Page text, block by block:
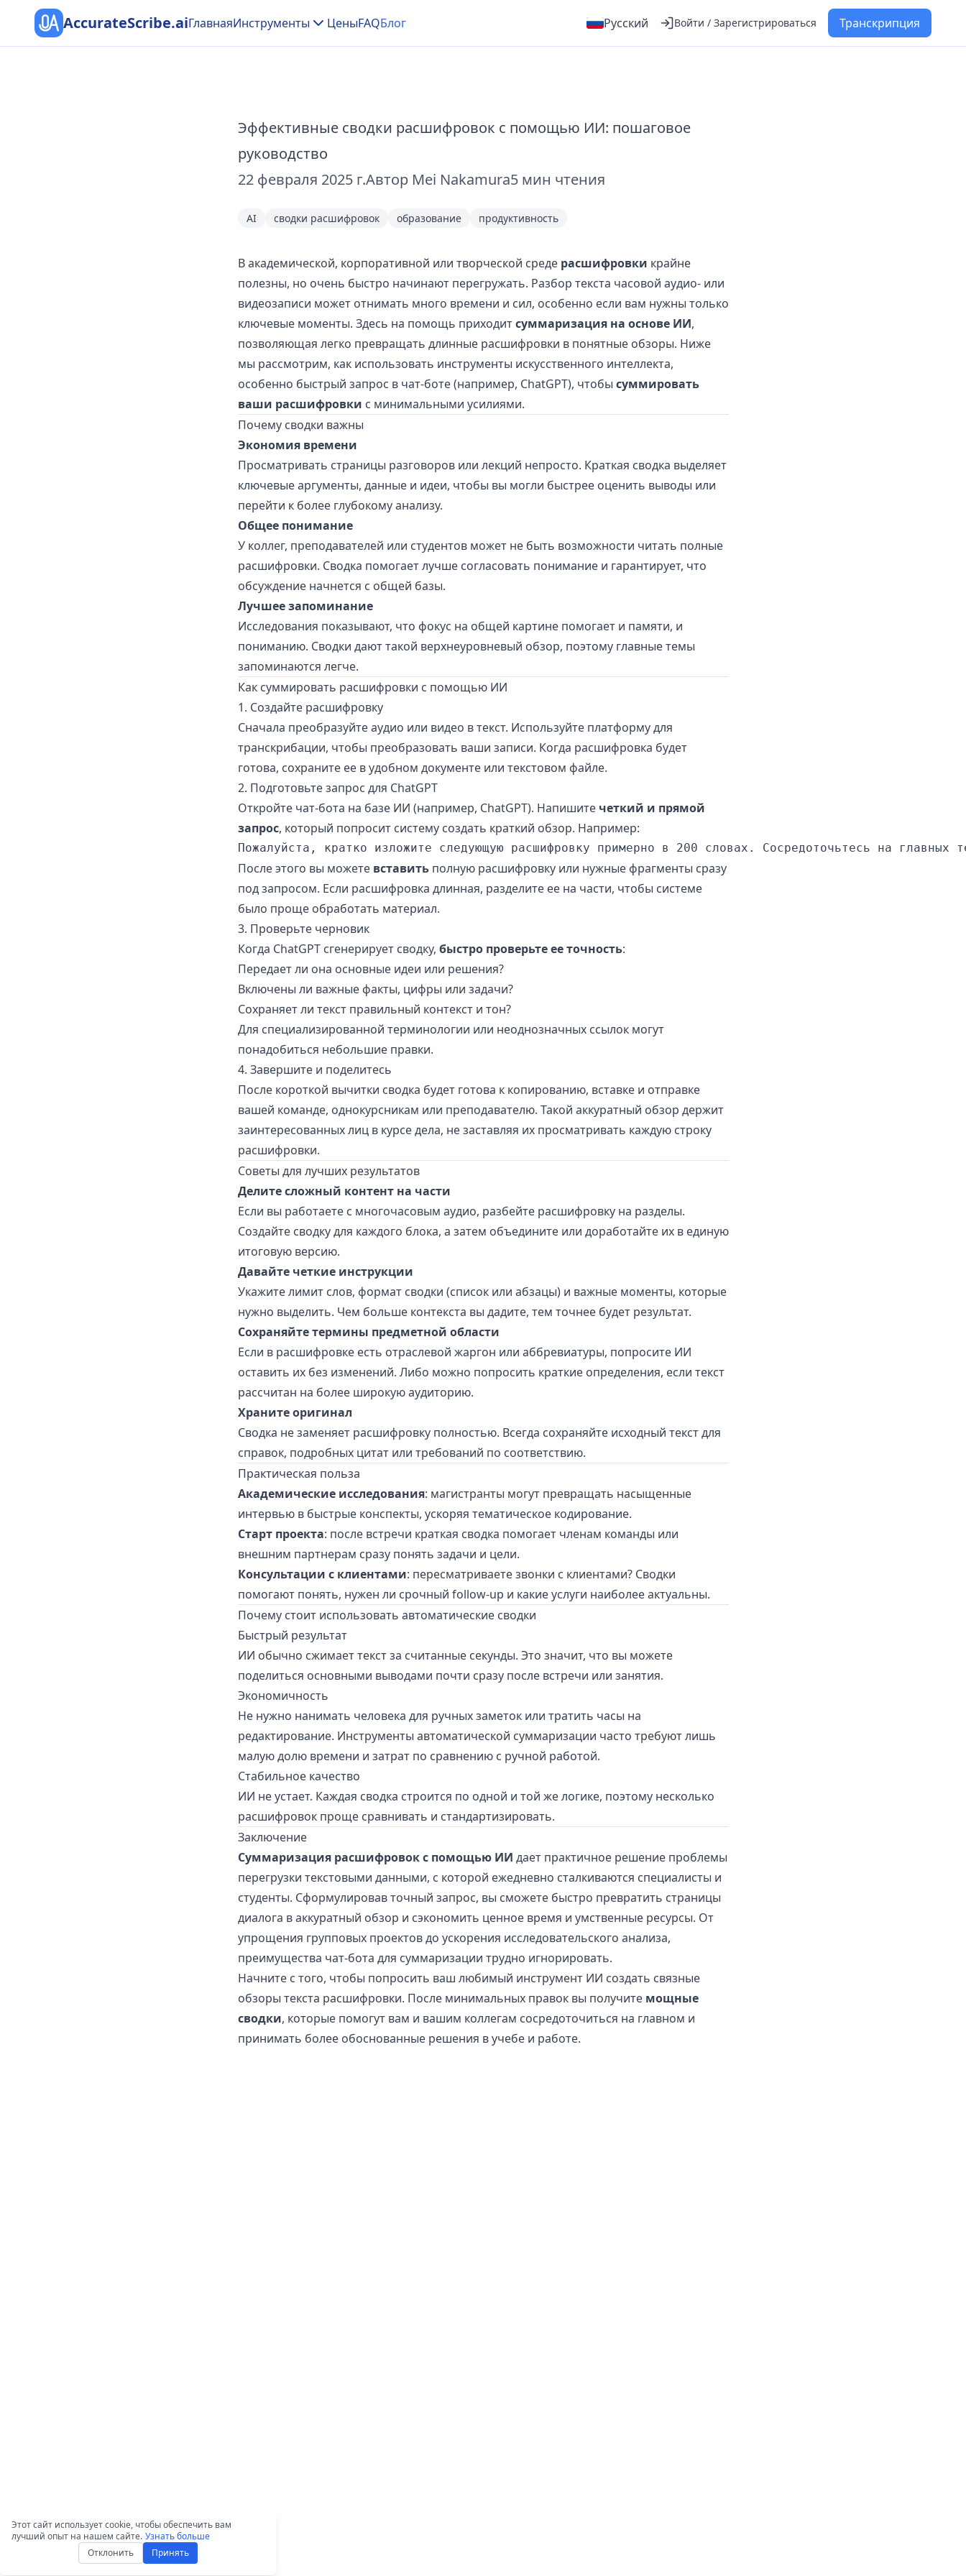
AccurateScribe.aiГлавнаяИнструменты ЦеныFAQБлог Русский Войти / Зарегистрироваться Транскрипция
Эффективные сводки расшифровок с помощью ИИ: пошаговое
руководство
22 февраля 2025 г.Автор Mei Nakamura5 мин чтения
AI сводки расшифровок образование продуктивность
В академической, корпоративной или творческой среде расшифровки крайне
полезны, но очень быстро начинают перегружать. Разбор текста часовой аудио- или
видеозаписи может отнимать много времени и сил, особенно если вам нужны только
ключевые моменты. Здесь на помощь приходитсуммаризация на основе ИИ,
позволяющая легко превращать длинные расшифровки в понятные обзоры. Ниже
мы рассмотрим, как использовать инструменты искусственного интеллекта,
особенно быстрый запрос в чат-боте (например, ChatGPT), чтобы суммировать
ваши расшифровки с минимальными усилиями.
Почему сводки важны
Экономия времени
Просматривать страницы разговоров или лекций непросто. Краткая сводка выделяет
ключевые аргументы, данные и идеи, чтобы вы могли быстрее оценить выводы или
перейти к более глубокому анализу.
Общее понимание
У коллег, преподавателей или студентов может не быть возможности читать полные
расшифровки. Сводка помогает лучше согласовать понимание и гарантирует, что
обсуждение начнется с общей базы.
Лучшее запоминание
Исследования показывают, что фокус на общей картине помогает и памяти, и
пониманию. Сводки дают такой верхнеуровневый обзор, поэтому главные темы
запоминаются легче.
Как суммировать расшифровки с помощью ИИ
1. Создайте расшифровку
Сначала преобразуйте аудио или видео в текст. Используйте платформу для
транскрибации, чтобы преобразовать ваши записи. Когда расшифровка будет
готова, сохраните ее в удобном документе или текстовом файле.
2. Подготовьте запрос для ChatGPT
Откройте чат-бота на базе ИИ (например, ChatGPT). Напишите четкий и прямой
запрос, который попросит систему создать краткий обзор. Например:
После этого вы можете вставитьполную расшифровку или нужные фрагменты сразу
под запросом. Если расшифровка длинная, разделите ее на части, чтобы системе
было проще обработать материал.
3. Проверьте черновик
Когда ChatGPT сгенерирует сводку, быстро проверьте ее точность:
Передает ли она основные идеи или решения?
Включены ли важные факты, цифры или задачи?
Сохраняет ли текст правильный контекст и тон?
Для специализированной терминологии или неоднозначных ссылок могут
понадобиться небольшие правки.
4. Завершите и поделитесь
После короткой вычитки сводка будет готова к копированию, вставке и отправке
вашей команде, однокурсникам или преподавателю. Такой аккуратный обзор держит
заинтересованных лиц в курсе дела, не заставляя их просматривать каждую строку
расшифровки.
Советы для лучших результатов
Делите сложный контент на части
Если вы работаете с многочасовым аудио, разбейте расшифровку на разделы.
Создайте сводку для каждого блока, а затем объедините или доработайте их в единую
итоговую версию.
Давайте четкие инструкции
Укажите лимит слов, формат сводки (список или абзацы) и важные моменты, которые
нужно выделить. Чем больше контекста вы дадите, тем точнее будет результат.
Сохраняйте термины предметной области
Если в расшифровке есть отраслевой жаргон или аббревиатуры, попросите ИИ
оставить их без изменений. Либо можно попросить краткие определения, если текст
рассчитан на более широкую аудиторию.
Храните оригинал
Сводка не заменяет расшифровку полностью. Всегда сохраняйте исходный текст для
справок, подробных цитат или требований по соответствию.
Практическая польза
Академические исследования: магистранты могут превращать насыщенные
интервью в быстрые конспекты, ускоряя тематическое кодирование.
Старт проекта: после встречи краткая сводка помогает членам команды или
внешним партнерам сразу понять задачи и цели.
Консультации с клиентами: пересматриваете звонки с клиентами? Сводки
помогают понять, нужен ли срочный follow-up и какие услуги наиболее актуальны.
Почему стоит использовать автоматические сводки
Быстрый результат
ИИ обычно сжимает текст за считанные секунды. Это значит, что вы можете
поделиться основными выводами почти сразу после встречи или занятия.
Экономичность
Не нужно нанимать человека для ручных заметок или тратить часы на
редактирование. Инструменты автоматической суммаризации часто требуют лишь
малую долю времени и затрат по сравнению с ручной работой.
Стабильное качество
ИИ не устает. Каждая сводка строится по одной и той же логике, поэтому несколько
расшифровок проще сравнивать и стандартизировать.
Заключение
Суммаризация расшифровок с помощью ИИ дает практичное решение проблемы
перегрузки текстовыми данными, с которой ежедневно сталкиваются специалисты и
студенты. Сформулировав точный запрос, вы сможете быстро превратить страницы
диалога в аккуратный обзор и сэкономить ценное время и умственные ресурсы. От
упрощения групповых проектов до ускорения исследовательского анализа,
преимущества чат-бота для суммаризации трудно игнорировать.
Начните с того, чтобы попросить ваш любимый инструмент ИИ создать связные
обзоры текста расшифровки. После минимальных правок вы получите мощные
сводки, которые помогут вам и вашим коллегам сосредоточиться на главном и
принимать более обоснованные решения в учебе и работе.
Этот сайт использует cookie, чтобы обеспечить вам
лучший опыт на нашем сайте. Узнать больше
Отклонить
Принять